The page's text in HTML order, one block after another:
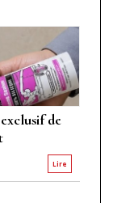
de
Lire